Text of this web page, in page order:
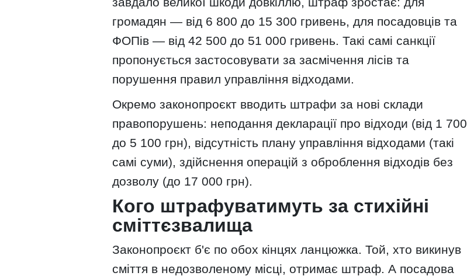
громадян — від 6 800 до 15 300 гривень, для посадовців та
ФОПів — від 42 500 до 51 000 гривень. Такі самі санкції
пропонується застосовувати за засмічення лісів та
порушення правил управління відходами.
Окремо законопроєкт вводить штрафи за нові склади
правопорушень: неподання декларації про відходи (від 1 700
до 5 100 грн), відсутність плану управління відходами (такі
самі суми), здійснення операцій з оброблення відходів без
дозволу (до 17 000 грн).
Кого штрафуватимуть за стихійні
сміттєзвалища
Законопроєкт б'є по обох кінцях ланцюжка. Той, хто викинув
сміття в недозволеному місці, отримає штраф. А посадова